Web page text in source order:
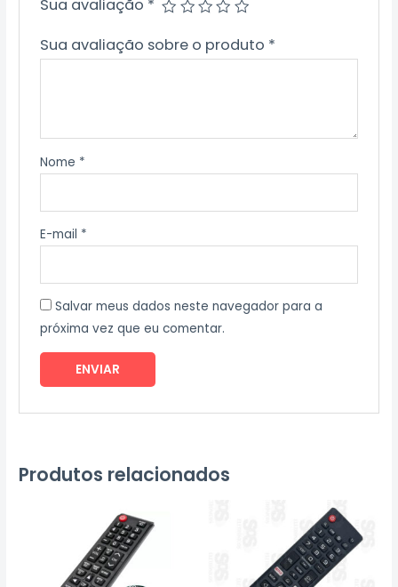
Sua avaliação *
Sua avaliação sobre o produto *
Nome *
E-mail *
Salvar meus dados neste navegador para a
próxima vez que eu comentar.
Produtos relacionados